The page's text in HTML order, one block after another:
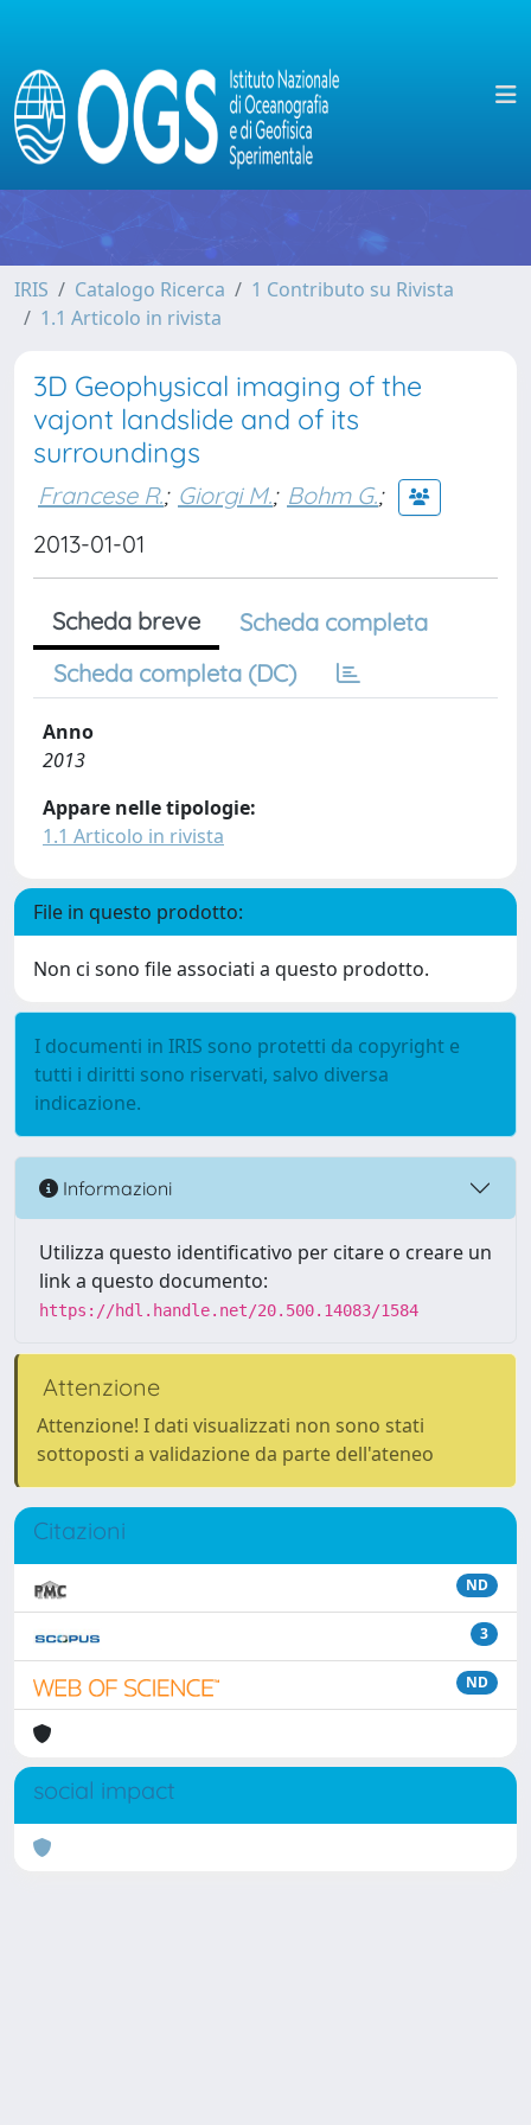
IRIS Catalogo Ricerca
1 Contributo su Rivista
1.1 Articolo in rivista
3D Geophysical imaging of the
vajont landslide and of its
surroundings
Francese R.; Giorgi M.; Bohm G.;
2013-01-01
Scheda breve
Scheda completa
Scheda completa (DC)
Anno
2013
Appare nelle tipologie:
1.1 Articolo in rivista
File in questo prodotto:
Non ci sono file associati a questo prodotto.
I documenti in IRIS sono protetti da copyright e
tutti i diritti sono riservati, salvo diversa
indicazione.
Informazioni
Utilizza questo identificativo per citare o creare un
link a questo documento:
https://hdl.handle.net/20.500.14083/1584
Attenzione
Attenzione! I dati visualizzati non sono stati
sottoposti a validazione da parte dell'ateneo
Citazioni
ND
3
ND
social impact